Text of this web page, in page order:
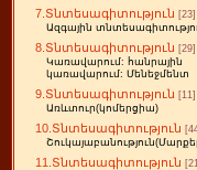
7.Տնտեսագիտություն [23]
Ազգային
8.Տնտեսագիտություն [29]
Կառավարում: հանրային
կառավարում: Մենեջմենտ
9.Տնտեսագիտություն [11]
Առևտուր(կոմերցիա)
10.Տնտեսագիտություն
11.Տնտեսագիտություն